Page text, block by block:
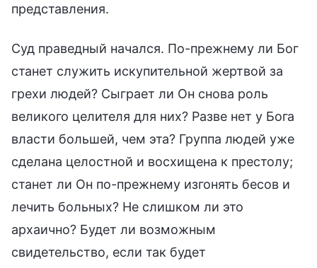
представления.
Суд праведный начался. По-прежнему ли Бог
станет служить искупительной жертвой за
грехи людей? Сыграет ли Он снова роль
великого целителя для них? Разве нет у Бога
власти большей, чем эта? Группа людей уже
сделана целостной и восхищена к престолу;
станет ли Он по-прежнему изгонять бесов и
лечить больных? Не слишком ли это
архаично? Будет ли возможным
свидетельство, если так будет